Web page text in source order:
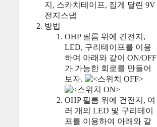
지, 스카치테이프, 집게 달린 9V
전지스냅
방법
OHP 필름 위에 건전지,
LED, 구리테이프를 이용
하여 아래와 같이 ON/OFF
가 가능한 회로를 만들어
보자.
OHP 필름 위에 건전지, 여
러 개의 LED 및 구리테이
프를 이용하여 아래와 같